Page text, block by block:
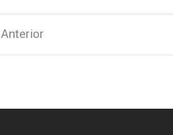
b
er s
Anterior